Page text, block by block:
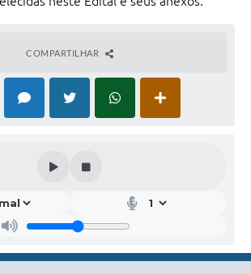
COMPARTILHAR